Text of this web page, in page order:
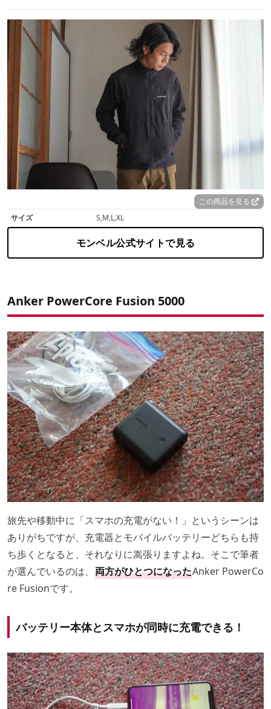
この商品を見る
サイズ
S,M,L,XL
モンベル公式サイトで見る
Anker PowerCore Fusion 5000
旅先や移動中に「スマホの充電がない！」というシーンは
ありがちですが、充電器とモバイルバッテリーどちらも持
ち歩くとなると、それなりに嵩張りますよね。そこで筆者
が選んでいるのは、 両方がひとつになったAnker PowerCo
re Fusionです。
バッテリー本体とスマホが同時に充電できる！